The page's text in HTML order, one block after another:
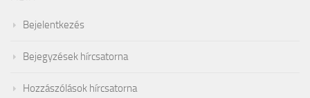
Bejelentkezés
Bejegyzések hírcsatorna
Hozzászólások hírcsatorna